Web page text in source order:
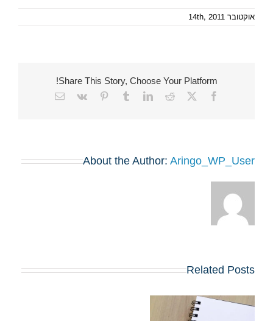
אוקטובר 14th, 2011
Share This Story, Choose Your Platform!
Facebook
X
Reddit
LinkedIn
Tumblr
Pinterest
Vk
Email
About the Author: Aringo_WP_User
Related Posts